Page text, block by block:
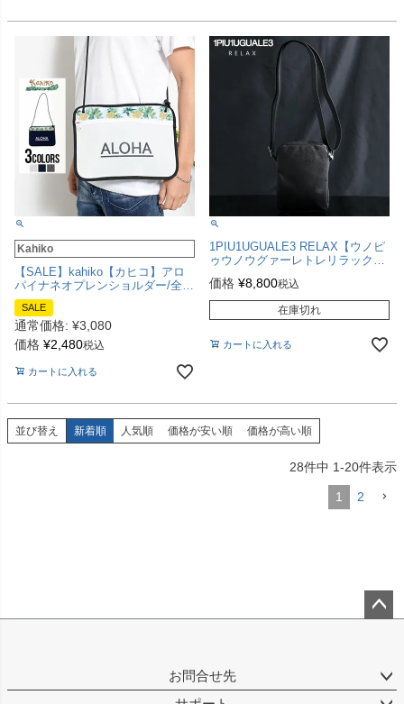
Kahiko
【SALE】kahiko【カヒコ】アロ
パイナネオプレンショルダー/全3
色
SALE
通常価格: ¥3,080
価格 ¥2,480税込
カートに入れる
1PIU1UGUALE3 RELAX【ウノピ
ゥウノウグァーレトレリラック
1色
価格 ¥8,800税込
在庫切れ
カートに入れる
並び替え 新着順 人気順 価格が安い順 価格が高い順
28件中 1-20件表示
1 2
お問合せ先